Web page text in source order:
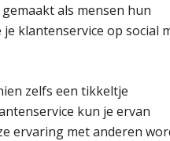
als mensen hun
klantenservice op social
zelfs een tikkeltje
kun je ervan
ervaring met anderen